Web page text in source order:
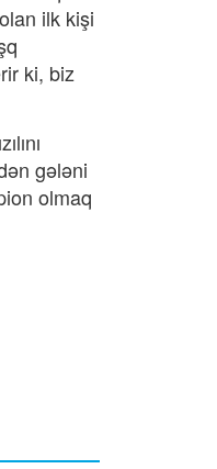
ilk kişi
ki, biz
gələni
olmaq